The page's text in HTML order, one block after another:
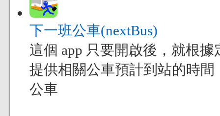
下一班公車(nextBus)
這個 app 只要開啟後，就根
提供相關公車預計到站的時
公車